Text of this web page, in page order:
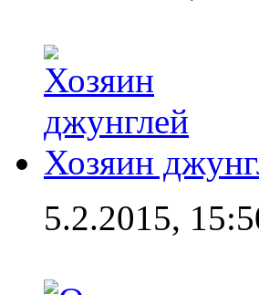
Хозяин
5.2.2015,